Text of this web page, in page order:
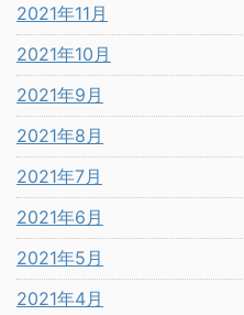
2021年11月
2021年10月
2021年9月
2021年8月
2021年7月
2021年6月
2021年5月
2021年4月